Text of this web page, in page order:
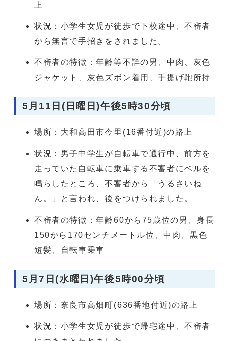
上
状況：小学生女児が徒歩で下校途中、不審者
から無言で手招きをされました。
不審者の特徴：年齢等不詳の男、中肉、灰色
ジャケット、灰色ズボン着用、手提げ鞄所持
5月11日(日曜日)午後5時30分頃
場所：大和高田市今里(16番付近)の路上
状況：男子中学生が自転車で通行中、前方を
走っていた自転車に乗車する不審者にベルを
鳴らしたところ、不審者から「うるさいね
ん。」と言われ、後をつけられました。
不審者の特徴：年齢60から75歳位の男、身長
150から170センチメートル位、中肉、黒色
短髪、自転車乗車
5月7日(水曜日)午後5時00分頃
場所：奈良市高畑町(636番地付近)の路上
状況：小学生女児が徒歩で帰宅途中、不審者